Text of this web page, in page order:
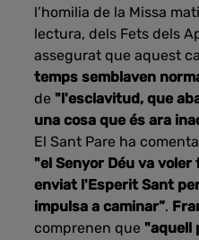
l’homilia de la Missa
lectura, dels Fets dels
assegurat que aquest
temps semblaven
de "l'esclavitud, que
una cosa que és ara
El Sant Pare ha
"el Senyor Déu va
enviat l'Esperit Sant
impulsa a caminar”.
comprenen que "aquell